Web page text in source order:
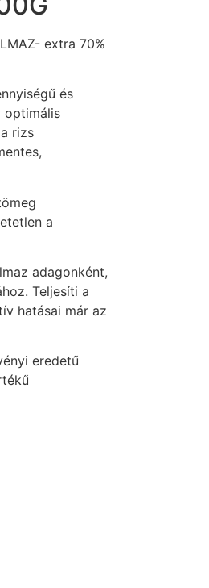
extra 70%
és
optimális
rizs
a
adagonként,
Teljesíti a
hatásai már az
eredetű